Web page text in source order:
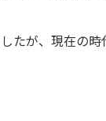
たが、現在の時